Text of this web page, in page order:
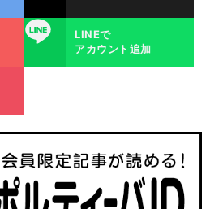
LINE
LINEで
アカウント追加